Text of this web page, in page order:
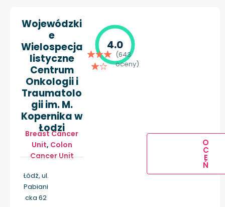
Wojewódzki
e
Wielospecja
listyczne
Centrum
Onkologii i
Traumatolo
gii im. M.
Kopernika w
Łodzi
Breast Cancer
Unit, Colon
Cancer Unit
Łódź, ul.
Pabiani
cka 62
4.0
(643
oceny)
O
C
E
Ń